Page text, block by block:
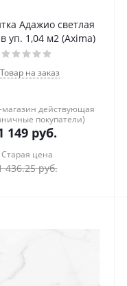
Адажио светлая
уп. 1,04 м2 (Axima)
Товар на заказ
действующая
покупатели)
149 руб.
Старая цена
436.25руб.